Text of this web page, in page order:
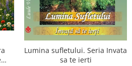
Lumina sufletului. Seria Invata
sa te ierti